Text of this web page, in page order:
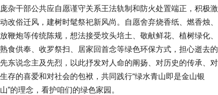
庞杂干部公共应自愿谨守关系王法轨制和防火处置端正，积极激
动改俗迁风，建树时髦祭祀新风尚。自愿舍弃烧香纸、燃香烛、
放鞭炮等传统陈规，想法接受坟头培土、敬献鲜花、植树绿化、
熟食供奉、收罗祭扫、居家回首念等绿色环保方式，担心逝去的
先东说念主及先烈，以此抒发对人命的阐扬、对历史的传承、对
生存的喜爱和对社会的包袱，共同践行“绿水青山即是金山银
山”的理念，看护咱们的绿色家园。